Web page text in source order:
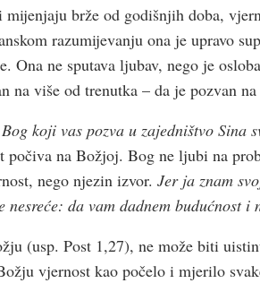
brže od godišnjih doba,
razumijevanju ona je upravo
Ona ne sputava ljubav, nego je
na više od trenutka – da je pozvan
koji vas pozva u zajedništvo Sina
počiva na Božjoj. Bog ne ljubi na
nego njezin izvor. Jer ja znam
da vam dadnem budućnost i
(usp. Post 1,27), ne može biti
vjernost kao počelo i mjerilo